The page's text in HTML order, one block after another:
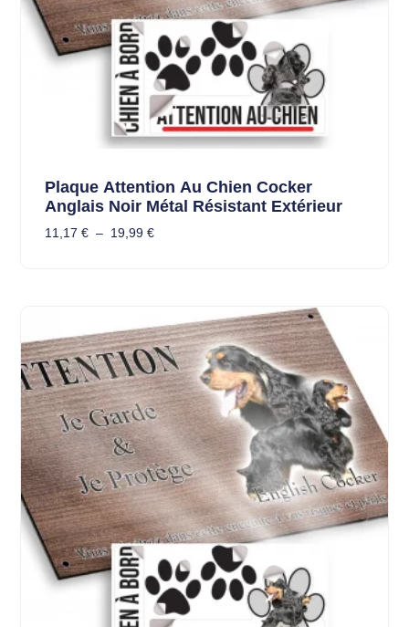
Plaque Attention Au Chien Cocker
Anglais Noir Métal Résistant Extérieur
11,17 € – 19,99 €